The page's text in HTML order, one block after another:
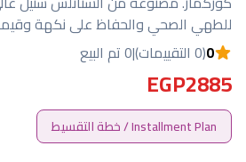
للطهي الصحي والحفاظ على نكهة
0(0 التقييمات) |0 تم البيع
EGP2885
Installment Plan / خطة التقسيط